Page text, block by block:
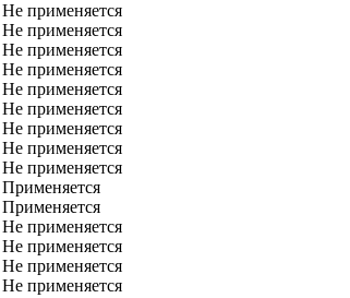
Не применяется
Не применяется
Не применяется
Не применяется
Не применяется
Не применяется
Не применяется
Не применяется
Не применяется
Применяется
Применяется
Не применяется
Не применяется
Не применяется
Не применяется